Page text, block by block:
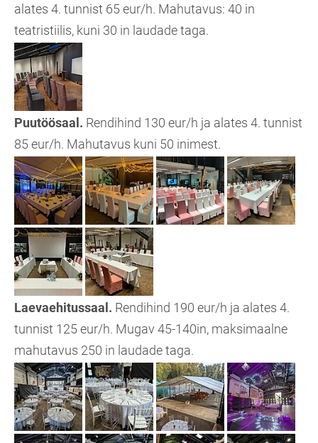
alates 4. tunnist 65 eur/h. Mahutavus: 40 in
teatristiilis, kuni 30 in laudade taga.
Puutöösaal. Rendihind 130 eur/h ja alates 4. tunnist
85 eur/h. Mahutavus kuni 50 inimest.
Laevaehitussaal. Rendihind 190 eur/h ja alates 4.
tunnist 125 eur/h. Mugav 45-140in, maksimaalne
mahutavus 250 in laudade taga.